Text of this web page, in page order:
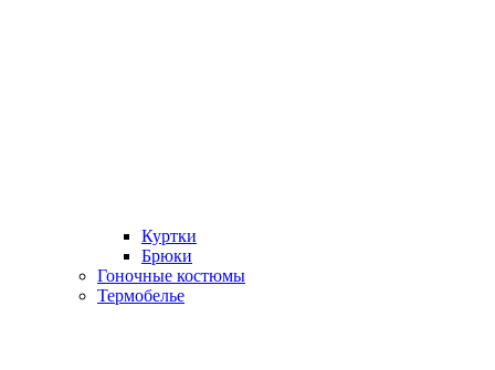
Куртки
Брюки
Гоночные костюмы
Термобелье